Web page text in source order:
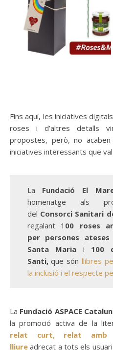
Fins aquí, les iniciatives
roses i d’altres detalls
propostes, però, no
iniciatives interessants que
La Fundació El
homenatge als
del Consorci Sanitari
regalant 1 00 roses
per persones
Santa Maria i 100
Santi,que són llibres
la inclusió i el respecte
La Fundació ASPACE
la promoció activa de la
relat curt, relat amb
lliure adreçat a tots els